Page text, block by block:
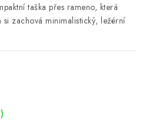
taška přes rameno, která
zachová minimalistický, ležérní